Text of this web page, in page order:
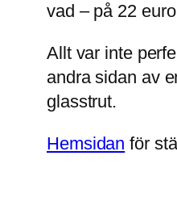
vad – på 22
Allt var inte
andra sidan av
glasstrut.
Hemsidan för